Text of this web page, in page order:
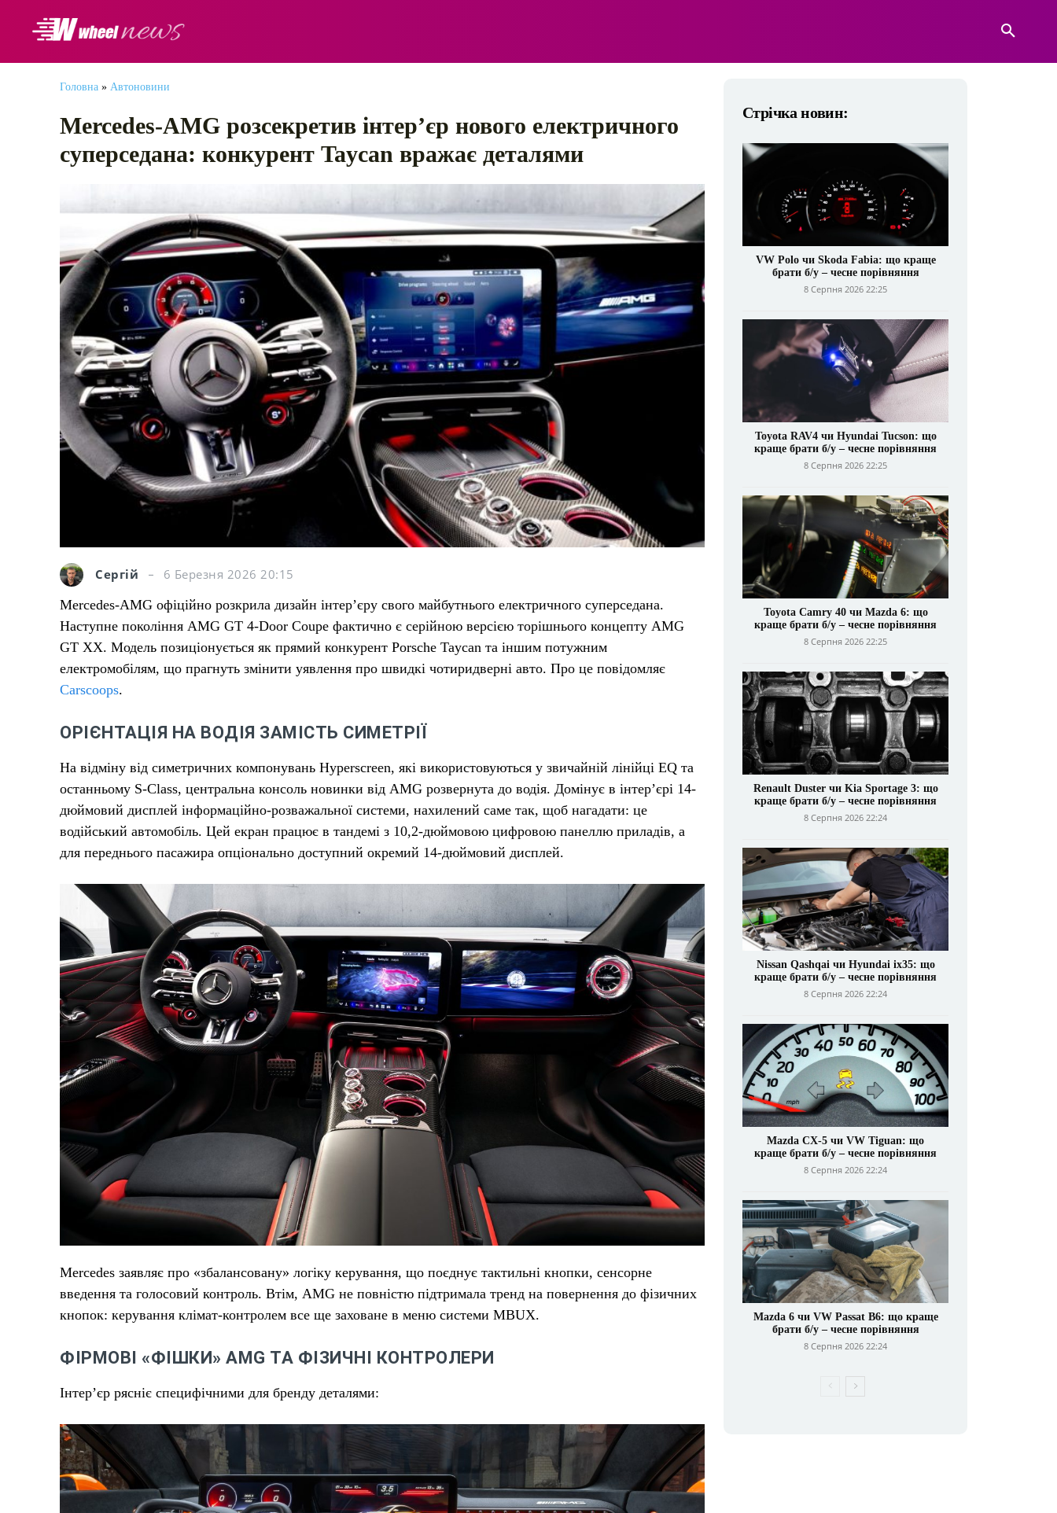
Головна » Автоновини
Mercedes-AMG розсекретив інтер’єр нового електричного
суперседана: конкурент Taycan вражає деталями
Сергій
6 Березня 2026 20:15
Mercedes-AMG офіційно розкрила дизайн інтер’єру свого майбутнього електричного суперседана.
Наступне покоління AMG GT 4-Door Coupe фактично є серійною версією торішнього концепту AMG
GT XX. Модель позиціонується як прямий конкурент Porsche Taycan та іншим потужним
електромобілям, що прагнуть змінити уявлення про швидкі чотиридверні авто. Про це повідомляє
Carscoops.
ОРІЄНТАЦІЯ НА ВОДІЯ ЗАМІСТЬ СИМЕТРІЇ
На відміну від симетричних компонувань Hyperscreen, які використовуються у звичайній лінійці EQ та
останньому S-Class, центральна консоль новинки від AMG розвернута до водія. Домінує в інтер’єрі 14-
дюймовий дисплей інформаційно-розважальної системи, нахилений саме так, щоб нагадати: це
водійський автомобіль. Цей екран працює в тандемі з 10,2-дюймовою цифровою панеллю приладів, а
для переднього пасажира опціонально доступний окремий 14-дюймовий дисплей.
Mercedes заявляє про «збалансовану» логіку керування, що поєднує тактильні кнопки, сенсорне
введення та голосовий контроль. Втім, AMG не повністю підтримала тренд на повернення до фізичних
кнопок: керування клімат-контролем все ще заховане в меню системи MBUX.
ФІРМОВІ «ФІШКИ» AMG ТА ФІЗИЧНІ КОНТРОЛЕРИ
Інтер’єр рясніє специфічними для бренду деталями:
Стрічка новин:
VW Polo чи Skoda Fabia: що краще
брати б/у – чесне порівняння
8 Серпня 2026 22:25
Toyota RAV4 чи Hyundai Tucson: що
краще брати б/у – чесне порівняння
8 Серпня 2026 22:25
Toyota Camry 40 чи Mazda 6: що
краще брати б/у – чесне порівняння
8 Серпня 2026 22:25
Renault Duster чи Kia Sportage 3: що
краще брати б/у – чесне порівняння
8 Серпня 2026 22:24
Nissan Qashqai чи Hyundai ix35: що
краще брати б/у – чесне порівняння
8 Серпня 2026 22:24
Mazda CX-5 чи VW Tiguan: що
краще брати б/у – чесне порівняння
8 Серпня 2026 22:24
Mazda 6 чи VW Passat B6: що краще
брати б/у – чесне порівняння
8 Серпня 2026 22:24